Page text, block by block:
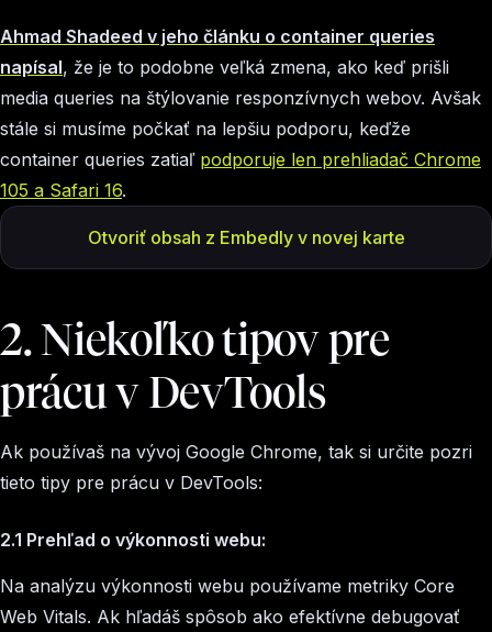
Ahmad Shadeed v jeho článku o container queries
napísal, že je to podobne veľká zmena, ako keď prišli
media queries na štýlovanie responzívnych webov. Avšak
stále si musíme počkať na lepšiu podporu, keďže
container queries zatiaľ podporuje len prehliadač Chrome
105 a Safari 16.
Otvoriť obsah z Embedly v novej karte
2. Niekoľko tipov pre
prácu v DevTools
Ak používaš na vývoj Google Chrome, tak si určite pozri
tieto tipy pre prácu v DevTools:
2.1 Prehľad o výkonnosti webu:
Na analýzu výkonnosti webu používame metriky Core
Web Vitals. Ak hľadáš spôsob ako efektívne debugovať